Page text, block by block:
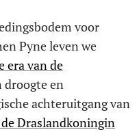
voor
Pyne leven we
era van de
droogte en
achteruitgang van
Draslandkoningin